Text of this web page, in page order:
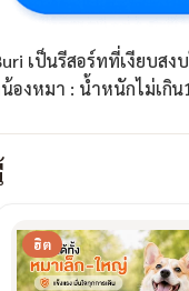
เป็นรีสอร์ทที่เงียบส
องหมา : น้ำหนักไม่เกิน
ฮิต